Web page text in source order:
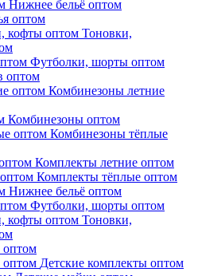
Нижнее бельё оптом
оптом
Тоновки,
Футболки, шорты оптом
оптом
Комбинезоны летние
Комбинезоны оптом
Комбинезоны тёплые
Комплекты летние оптом
Комплекты тёплые оптом
Нижнее бельё оптом
Футболки, шорты оптом
Тоновки,
оптом
Детские комплекты оптом